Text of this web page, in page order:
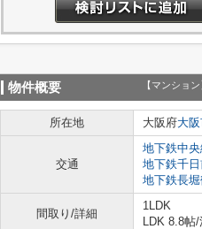
物件概要 【マンション
所在地 大阪府大
交通
地下鉄中央
地下鉄千日
地下鉄長
間取り/詳細
1LDK
LDK 8.8帖/